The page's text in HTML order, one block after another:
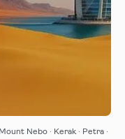
Nebo · Kerak · Petra ·